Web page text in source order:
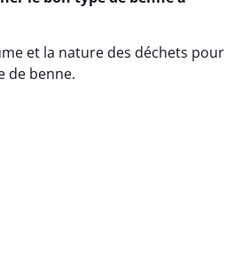
et la nature des déchets pour
de benne.